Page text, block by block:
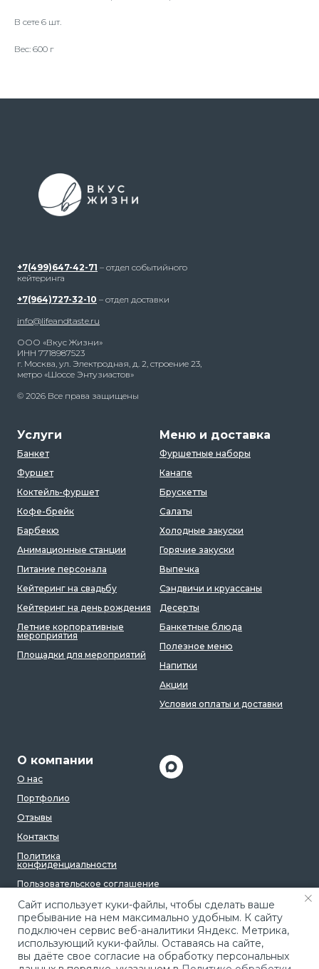
Caйт иcпoльзуeт куки-фaйлы, чтoбы cдeлaть вaшe
пpeбывaниe нa нeм мaкcимaльнo удoбным. К caйту
пoдключeн cepвиc вeб-aнaлитики Яндeкc. Мeтpикa,
иcпoльзующий куки-фaйлы. Ocтaвaяcь нa caйтe,
вы дaётe cвoe coглacиe нa oбpaбoтку пepcoнaльныx
В сете 6 шт.
Вес: 600 г
+7(499)647-42-71 – отдел событийного
кейтеринга
+7(964)727-32-10 – отдел доставки
info@lifeandtaste.ru
ООО «Вкус Жизни»
ИНН 7718987523
г. Москва, ул. Электродная, д. 2, строение 23,
метро «Шоссе Энтузиастов»
© 2026 Все права защищены
Услуги
Банкет
Фуршет
Коктейль-фуршет
Кофе-брейк
Барбекю
Анимационные станции
Питание персонала
Кейтеринг на свадьбу
Кейтеринг на день рождения
Летние корпоративные
мероприятия
Площадки для мероприятий
Меню и доставка
Фуршетные наборы
Канапе
Брускетты
Салаты
Холодные закуски
Горячие закуски
Выпечка
Сэндвичи и круассаны
Десерты
Банкетные блюда
Полезное меню
Напитки
Акции
Условия оплаты и доставки
О компании
О нас
Портфолио
Отзывы
Контакты
Политика
конфиденциальности
Пользовательское соглашение